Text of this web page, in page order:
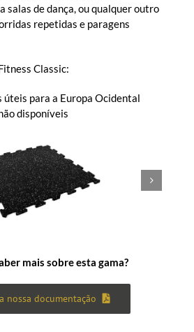
salas de dança, ou qualquer outro
repetidas e paragens
Classic:
úteis para a Europa Ocidental
disponíveis
mais sobre esta gama?
nossa documentação